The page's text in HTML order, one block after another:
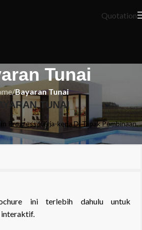
Quotation
Tunai
/Bayaran Tunai
TUNAI
Progress Kerja-kerja Di Tapak Pembinaan.
ini terlebih dahulu untuk